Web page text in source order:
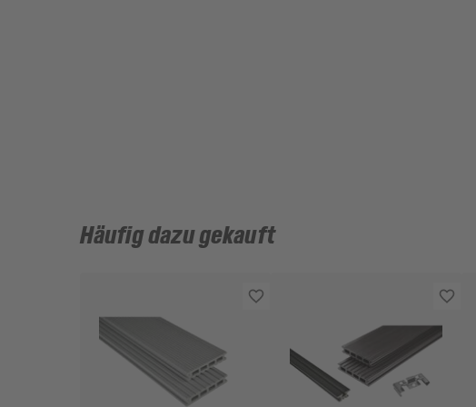
Häufig dazu gekauft